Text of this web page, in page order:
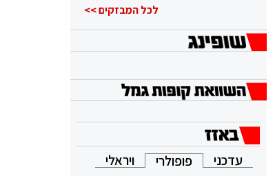
לכל המבזקים >>
עדכני פופולרי ויראלי